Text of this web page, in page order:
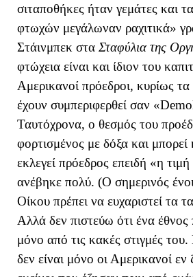
σιταποθήκες ήταν γεμάτες και
φτωχών μεγάλωναν ραχιτικά»
Στάινμπεκ στα Σταφύλια της
φτώχεια είναι και ίδιον του
Αμερικανοί πρόεδροι, κυρίως τα
έχουν συμπεριφερθεί σαν
Ταυτόχρονα, ο θεσμός του
φορτισμένος με δόξα και μπορεί
εκλεγεί πρόεδρος επειδή «η
ανέβηκε πολύ. (Ο σημερινός
Οίκου πρέπει να ευχαριστεί τα
Αλλά δεν πιστεύω ότι ένα έθνος
μόνο από τις κακές στιγμές
δεν είναι μόνο οι Αμερικανοί